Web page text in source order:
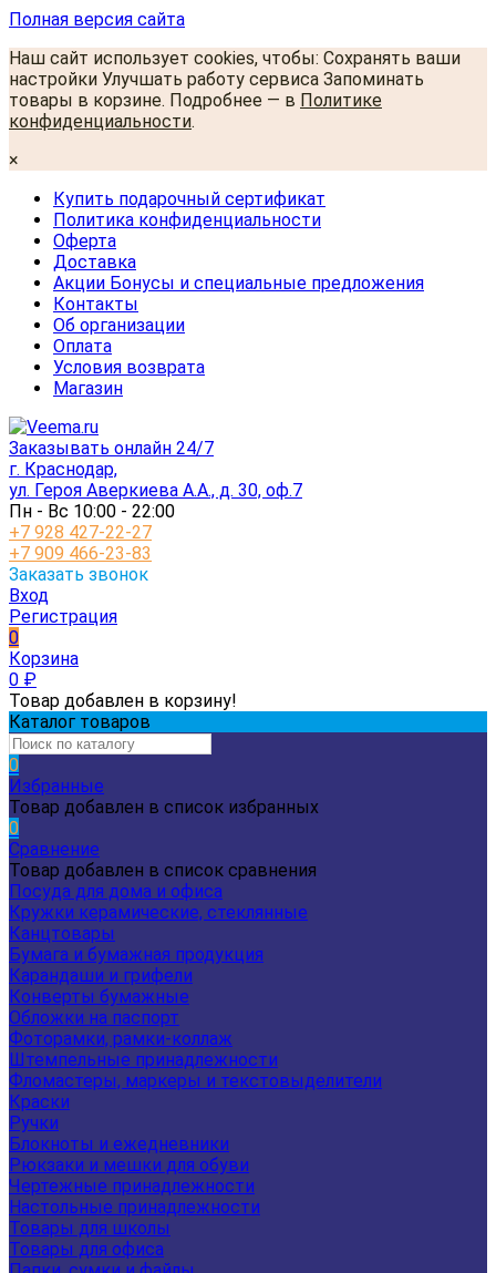
Полная версия сайта
Наш сайт использует cookies, чтобы: Сохранять ваши
настройки Улучшать работу сервиса Запоминать
товары в корзине. Подробнее — в Политике
конфиденциальности.
×
Купить подарочный сертификат
Политика конфиденциальности
Оферта
Доставка
Акции Бонусы и специальные предложения
Контакты
Об организации
Оплата
Условия возврата
Магазин
Заказывать онлайн 24/7
г. Краснодар,
ул. Героя Аверкиева А.А., д. 30, оф.7
Пн - Вс 10:00 - 22:00
+7 928 427-22-27
+7 909 466-23-83
Заказать звонок
Вход
Регистрация
0
Корзина
0 ₽
Товар добавлен в корзину!
Каталог товаров
0
Избранные
Товар добавлен в список избранных
0
Сравнение
Товар добавлен в список сравнения
Посуда для дома и офиса
Кружки керамические, стеклянные
Канцтовары
Бумага и бумажная продукция
Карандаши и грифели
Конверты бумажные
Обложки на паспорт
Фоторамки, рамки-коллаж
Штемпельные принадлежности
Фломастеры, маркеры и текстовыделители
Краски
Ручки
Блокноты и ежедневники
Рюкзаки и мешки для обуви
Чертежные принадлежности
Настольные принадлежности
Товары для школы
Товары для офиса